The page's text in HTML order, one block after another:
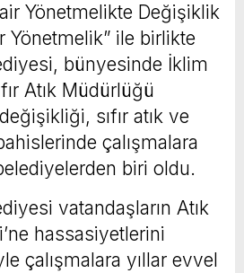
Yönetmelikte Değişiklik
Yönetmelik” ile birlikte
bünyesinde İklim
Atık Müdürlüğü
sıfır atık ve
çalışmalara
biri oldu.
vatandaşların Atık
hassasiyetlerini
çalışmalara yıllar evvel